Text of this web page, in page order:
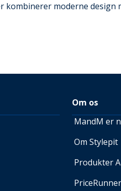
kombinerer moderne
Om os
MandM er
Om Stylepit
Produkter